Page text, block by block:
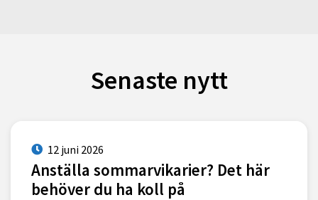
Senaste nytt
12 juni 2026
Anställa sommarvikarier? Det här
behöver du ha koll på